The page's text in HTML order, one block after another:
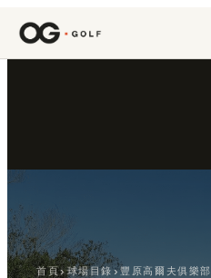
首頁›球場目錄›豐原高爾夫俱樂部